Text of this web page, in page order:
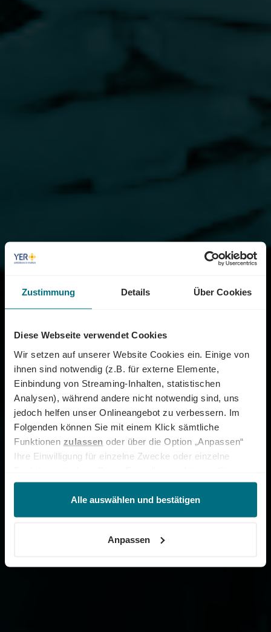
Zustimmung Details Über Cookies
Diese Webseite verwendet Cookies
Wir setzen auf unserer Website Cookies ein. Einige von
ihnen sind notwendig (z.B. für externe Elemente,
Einbindung von Streaming-Inhalten, statistischen
Analysen), während andere nicht notwendig sind, uns
jedoch helfen unser Onlineangebot zu verbessern. Im
Folgenden können Sie mit einem Klick sämtliche
Funktionen zulassen oder über die Option „Anpassen“
Ihre Einwilligung für einzelne Zwecke oder einzelne
jederzeit über unserenCookie-Hinweisaufrufen
und/oder nachträglich jederzeit anpassen. Weitere
Informationen erhalten Sie über unseren
Alle auswählen und bestätigen
Anpassen